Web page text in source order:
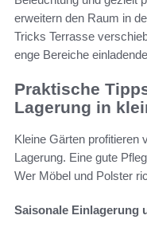
erweitern den Raum in
Tricks Terrasse
enge Bereiche
Praktische
Lagerung in
Kleine Gärten profitieren
Lagerung. Eine gute
Wer Möbel und Polster
Saisonale Einlagerung